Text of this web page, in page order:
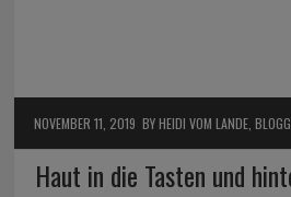
NOVEMBER 11, 2019 BY HEIDI VOM LANDE,
Haut in die Tasten und